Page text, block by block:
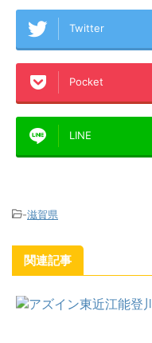
Twitter
Pocket
LINE
-滋賀県
関連記事